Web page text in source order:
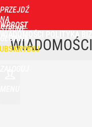
PRZEJDŹ
NA
STRONĘ
GŁÓWNĄ
WPROST
POLITYKA
WIADOMOŚCI